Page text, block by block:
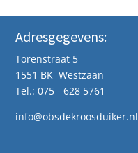
Adresgegevens:
Torenstraat 5
1551 BK Westzaan
Tel.: 075 - 628 5761
info@obsdekroosduiker.nl